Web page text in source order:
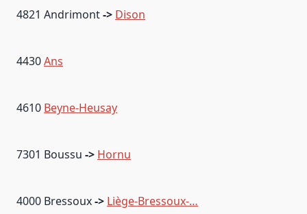
4821 Andrimont-> Dison
4430Ans
4610 Beyne-Heusay
7301 Boussu -> Hornu
4000 Bressoux-> Liège-Bressoux-…